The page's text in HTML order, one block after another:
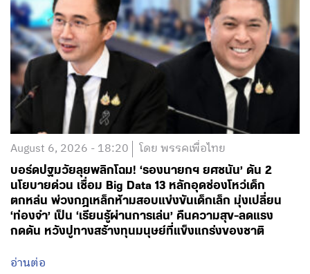
August 6, 2026 - 18:20 โดย พรรคเพื่อไทย
บอร์ดปฐมวัยลุยพลิกโฉม! ‘รองนายกฯ ยศชนัน’ ดัน 2
นโยบายด่วน เชื่อม Big Data 13 หลักอุดช่องโหว่เด็ก
ตกหล่น พ่วงกฎเหล็กห้ามสอบแข่งขันเด็กเล็ก มุ่งเปลี่ยน
‘ท่องจำ’ เป็น ‘เรียนรู้ผ่านการเล่น’ คืนความสุข-ลดแรง
กดดัน หวังปูทางสร้างทุนมนุษย์ที่แข็งแกร่งของชาติ
อ่านต่อ